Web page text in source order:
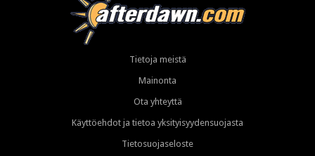
Tietoja meistä
Mainonta
Ota yhteyttä
Käyttöehdot ja tietoa yksityisyydensuojasta
Tietosuojaseloste